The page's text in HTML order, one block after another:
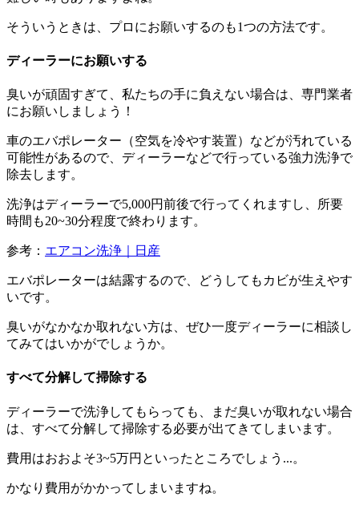
そういうときは、プロにお願いするのも1つの方法です。
ディーラーにお願いする
臭いが頑固すぎて、私たちの手に負えない場合は、専門業者
にお願いしましょう！
車のエバポレーター（空気を冷やす装置）などが汚れている
可能性があるので、ディーラーなどで行っている強力洗浄で
除去します。
洗浄はディーラーで5,000円前後で行ってくれますし、所要
時間も20~30分程度で終わります。
参考： エアコン洗浄｜日産
エバポレーターは結露するので、どうしてもカビが生えやす
いです。
臭いがなかなか取れない方は、ぜひ一度ディーラーに相談し
てみてはいかがでしょうか。
すべて分解して掃除する
ディーラーで洗浄してもらっても、まだ臭いが取れない場合
は、すべて分解して掃除する必要が出てきてしまいます。
費用はおおよそ3~5万円といったところでしょう...。
かなり費用がかかってしまいますね。